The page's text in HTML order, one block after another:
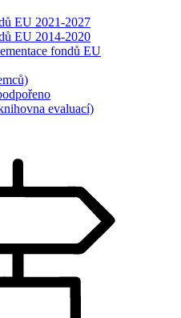
EU 2021-2027
EU 2014-2020
fondů EU
evaluací)